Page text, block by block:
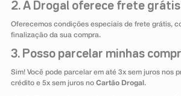
2. A Drogal oferece frete
Oferecemos condições especiais de frete grátis,
finalização da sua compra.
3. Posso parcelar minhas
Sim! Você pode parcelar em até 3x sem juros nos
crédito e 5x sem juros no Cartão Drogal .